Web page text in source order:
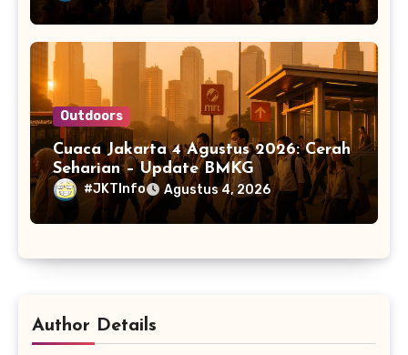
Outdoors
Cuaca Jakarta 4 Agustus 2026: Cerah
Seharian – Update BMKG
#JKTInfo Agustus 4, 2026
Author Details